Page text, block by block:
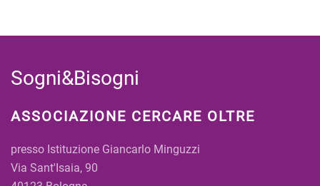
Sogni&Bisogni
ASSOCIAZIONE CERCARE OLTRE
presso Istituzione Giancarlo Minguzzi
Via Sant'Isaia, 90